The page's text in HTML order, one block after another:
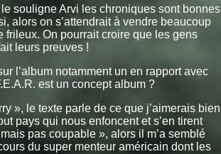
souligne Arvi les chroniques sont bonnes
alors on s’attendrait à vendre beaucoup
frileux. On pourrait croire que les gens
leurs preuves !
l’album notamment un en rapport avec
est un concept album ?
», le texte parle de ce que j’aimerais bien
pays qui nous enfoncent et s’en tirent
pas coupable », alors il m’a semblé
du super menteur américain dont les